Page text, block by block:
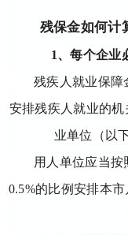
残保金如何计
1、每个企业
残疾人就业保障
安排残疾人就业的
业单位（以
用人单位应当按
0.5%的比例安排本